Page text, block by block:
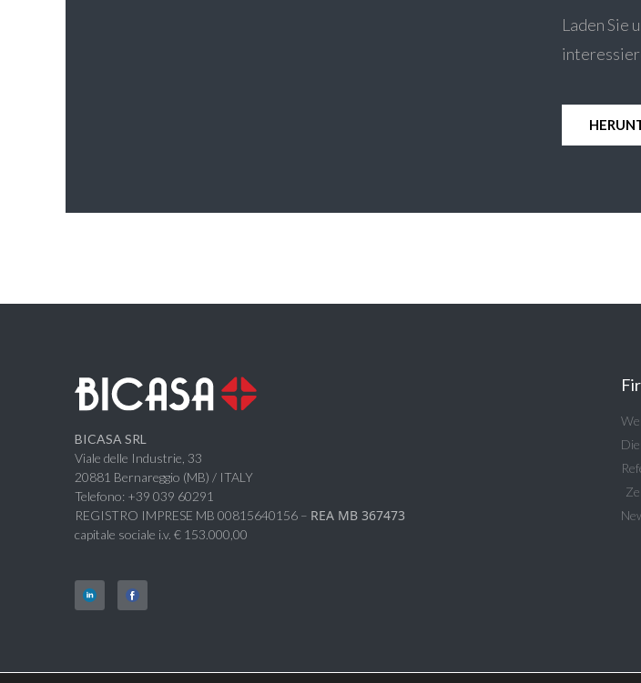
Laden Sie
BICASA SRL
Viale delle Industrie, 33
20881 Bernareggio (MB) / ITALY
Telefono: +39 039 60291
REGISTRO IMPRESE MB 00815640156 – REA MB 367473
capitale sociale i.v. € 153.000,00